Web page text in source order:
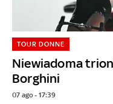
Niewiadoma
Borghini
TOUR DONNE
07 ago - 17:39